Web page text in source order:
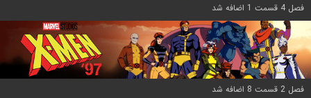
فصل 4 قسمت 1 اضافه شد
فصل 2 قسمت 8 اضافه شد